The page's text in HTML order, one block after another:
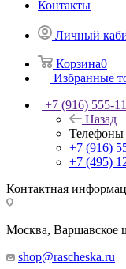
Контакты
Личный
Корзина0
Избранные
+7 (916) 555-
Назад
Телефоны
+7 (916)
+7 (495)
Контактная
Москва, Варшавское
shop@rascheska.ru